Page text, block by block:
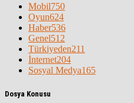
Mobil750
Oyun624
Haber536
Genel512
Türkiyeden211
İnternet204
Sosyal Medya165
Dosya Konusu